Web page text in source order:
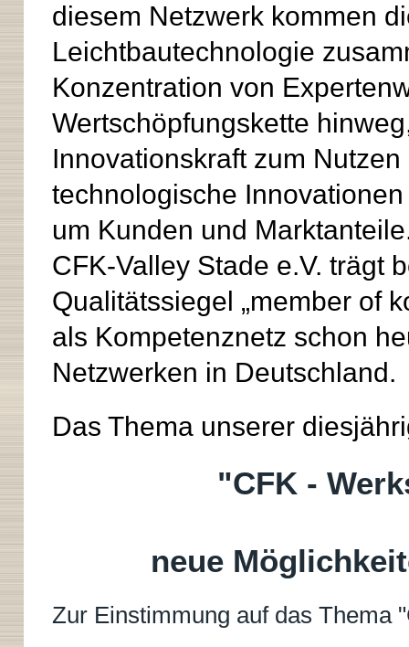
diesem Netzwerk kommen
Leichtbautechnologie
Konzentration von
Wertschöpfungskette
Innovationskraft zum
technologische
um Kunden und
CFK-Valley Stade e.V. trägt
Qualitätssiegel „member of
als Kompetenznetz schon
Netzwerken in Deutschland.
Das Thema unserer
"CFK -
neue
Zur Einstimmung auf das Thema